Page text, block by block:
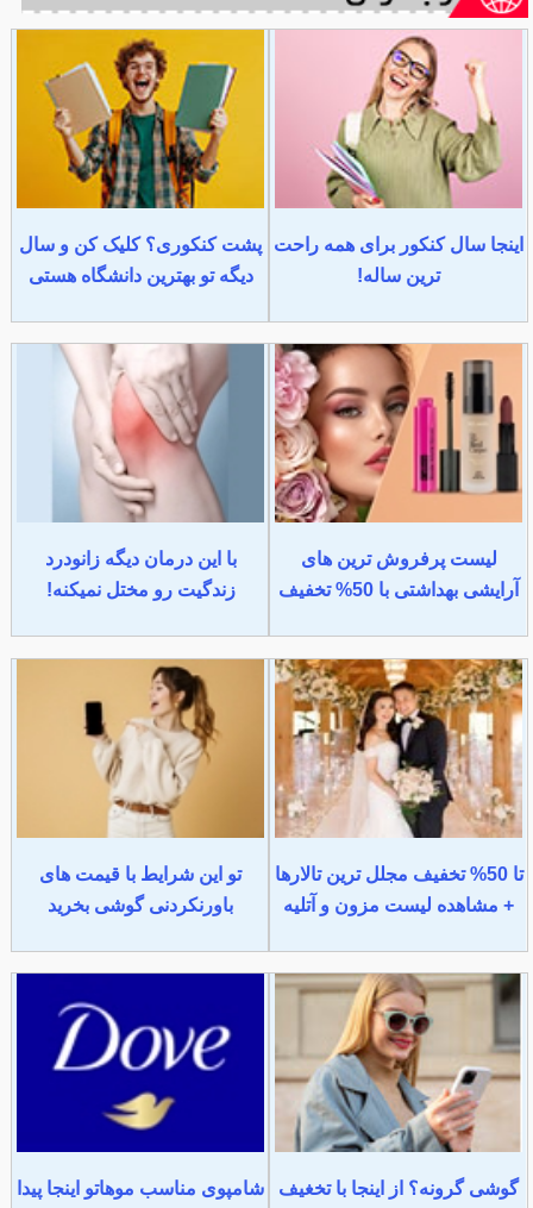
اینجا سال کنکور برای همه راحت
ترین ساله!
پشت کنکوری؟ کلیک کن و سال
دیگه تو بهترین دانشگاه هستی
لیست پرفروش ترین های
آرایشی بهداشتی با 50% تخفیف
با این درمان دیگه زانودرد
زندگیت رو مختل نمیکنه!
تا 50% تخفیف مجلل ترین تالارها
+ مشاهده لیست مزون و آتلیه
تو این شرایط با قیمت های
باورنکردنی گوشی بخرید
گوشی گرونه؟ از اینجا با تخغیف
شامپوی مناسب موهاتو اینجا پیدا